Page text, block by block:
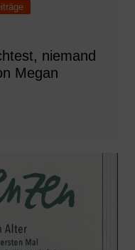
niemand
Megan